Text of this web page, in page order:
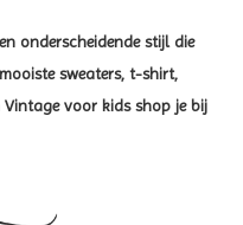
onderscheidende stijl die
sweaters, t-shirt,
Vintage voor kids shop je bij